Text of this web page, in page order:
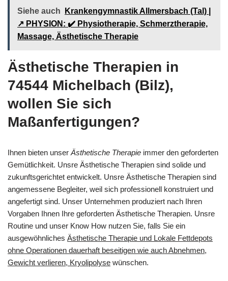
Siehe auch
Krankengymnastik Allmersbach (Tal) |
↗️ PHYSION: ✔️ Physiotherapie, Schmerztherapie,
Massage, Ästhetische Therapie
Ästhetische Therapien in
74544 Michelbach (Bilz),
wollen Sie sich
Maßanfertigungen?
Ihnen bieten unser Ästhetische Therapie immer den geforderten
Gemütlichkeit. Unsre Ästhetische Therapien sind solide und
zukunftsgerichtet entwickelt. Unsre Ästhetische Therapien sind
angemessene Begleiter, weil sich professionell konstruiert und
angefertigt sind. Unser Unternehmen produziert nach Ihren
Vorgaben Ihnen Ihre geforderten Ästhetische Therapien. Unsre
Routine und unser Know How nutzen Sie, falls Sie ein
ausgewöhnliches Ästhetische Therapie und Lokale Fettdepots
ohne Operationen dauerhaft beseitigen wie auch Abnehmen,
Gewicht verlieren, Kryolipolyse wünschen.